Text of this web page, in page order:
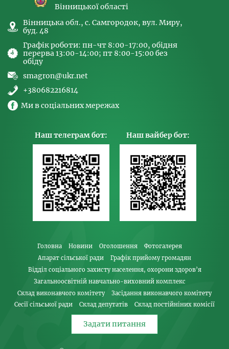
Вінницької області
Вінницька обл., с. Самгородок, вул. Миру,
буд. 48
Графік роботи: пн-чт 8:00-17:00, обідня
перерва 13:00-14:00; пт 8:00-15:00 без
обіду
smagron@ukr.net
+380682216814
Ми в соціальних мережах
Наш телеграм бот: Наш вайбер бот:
Головна Новини Оголошення
Фотогалерея
Апарат сільської ради
Графік прийому громадян
Відділ соціального захисту населення, охорони здоров’я
Загальноосвітній навчально-виховний комплекс
Склад виконавчого комітету
Засідання виконавчого комітету
Сесії сільської ради
Склад депутатів Склад постійніних комісії
Задати питання